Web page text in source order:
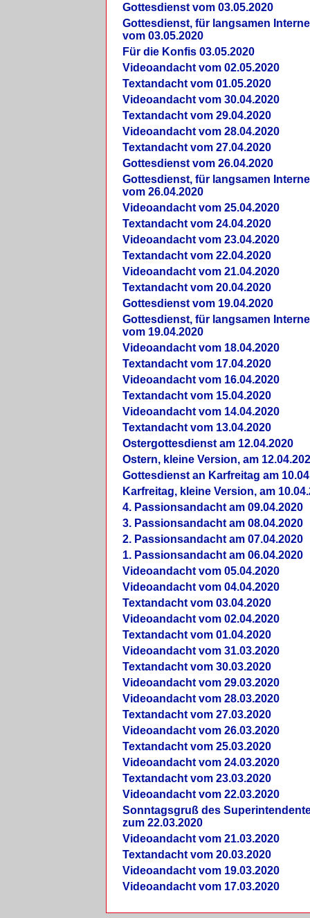
Gottesdienst vom 03.05.2020
Gottesdienst, für langsamen
vom 03.05.2020
Für die Konfis 03.05.2020
Videoandacht vom 02.05.2020
Textandacht vom 01.05.2020
Videoandacht vom 30.04.2020
Textandacht vom 29.04.2020
Videoandacht vom 28.04.2020
Textandacht vom 27.04.2020
Gottesdienst vom 26.04.2020
Gottesdienst, für langsamen
vom 26.04.2020
Videoandacht vom 25.04.2020
Textandacht vom 24.04.2020
Videoandacht vom 23.04.2020
Textandacht vom 22.04.2020
Videoandacht vom 21.04.2020
Textandacht vom 20.04.2020
Gottesdienst vom 19.04.2020
Gottesdienst, für langsamen
vom 19.04.2020
Videoandacht vom 18.04.2020
Textandacht vom 17.04.2020
Videoandacht vom 16.04.2020
Textandacht vom 15.04.2020
Videoandacht vom 14.04.2020
Textandacht vom 13.04.2020
Ostergottesdienst am 12.04.2020
Ostern, kleine Version, am
Gottesdienst an Karfreitag am
Karfreitag, kleine Version, am
4. Passionsandacht am 09.04.2020
3. Passionsandacht am 08.04.2020
2. Passionsandacht am 07.04.2020
1. Passionsandacht am 06.04.2020
Videoandacht vom 05.04.2020
Videoandacht vom 04.04.2020
Textandacht vom 03.04.2020
Videoandacht vom 02.04.2020
Textandacht vom 01.04.2020
Videoandacht vom 31.03.2020
Textandacht vom 30.03.2020
Videoandacht vom 29.03.2020
Videoandacht vom 28.03.2020
Textandacht vom 27.03.2020
Videoandacht vom 26.03.2020
Textandacht vom 25.03.2020
Videoandacht vom 24.03.2020
Textandacht vom 23.03.2020
Videoandacht vom 22.03.2020
Sonntagsgruß des
zum 22.03.2020
Videoandacht vom 21.03.2020
Textandacht vom 20.03.2020
Videoandacht vom 19.03.2020
Videoandacht vom 17.03.2020